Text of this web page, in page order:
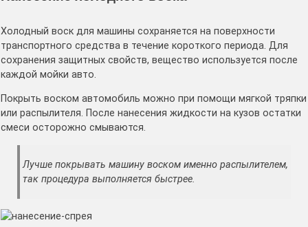
Холодный воск для машины сохраняется на поверхности
транспортного средства в течение короткого периода. Для
сохранения защитных свойств, вещество используется после
каждой мойки авто.
Покрыть воском автомобиль можно при помощи мягкой тряпки
или распылителя. После нанесения жидкости на кузов остатки
смеси осторожно смываются.
Лучше покрывать машину воском именно распылителем,
так процедура выполняется быстрее.